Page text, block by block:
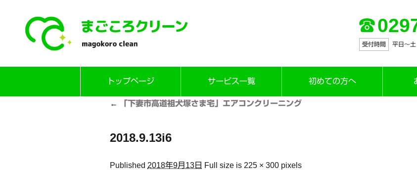
受付時間 平日～
トップページ サービス一覧 初めての方へ
← 「下妻市高道祖犬塚さま宅」エアコンクリーニング
2018.9.13i6
Published 2018年9月13日 Full size is 225 × 300 pixels